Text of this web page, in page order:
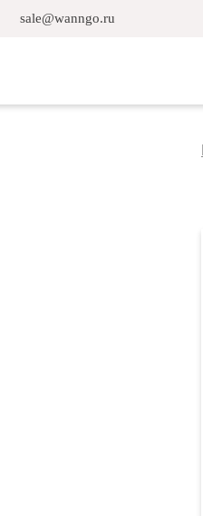
sale@wanngo.ru